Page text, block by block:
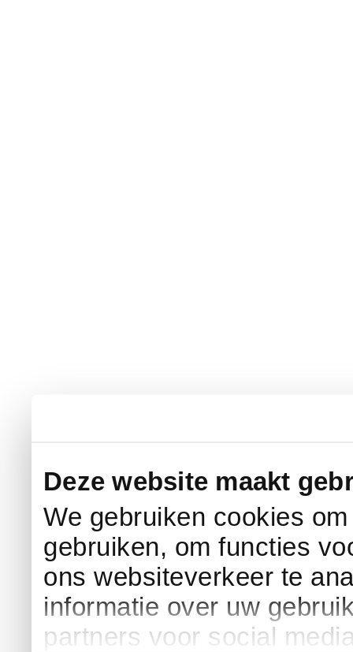
Deze website maakt
We gebruiken cookies
gebruiken, om functies
ons websiteverkeer te
informatie over uw
partners voor social